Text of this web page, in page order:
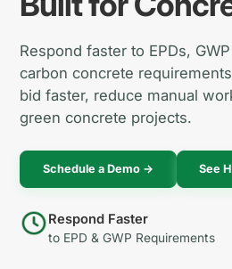
Respond faster to EPDs,
carbon concrete
bid faster, reduce manual
green concrete projects.
Schedule a Demo → See
Respond Faster
to EPD & GWP Requirements